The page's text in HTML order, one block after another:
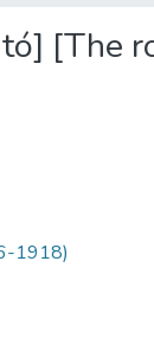
[The
1918)